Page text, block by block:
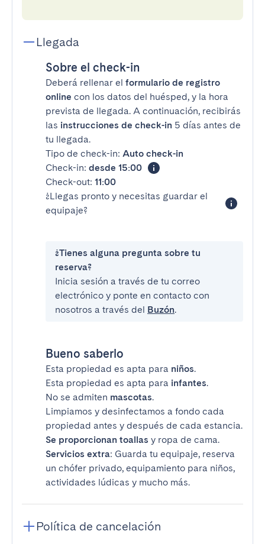
Llegada
Sobre el check-in
Deberá rellenar el formulario de registro
online con los datos del huésped, y la hora
prevista de llegada. A continuación, recibirás
las instrucciones de check-in 5 días antes de
tu llegada.
Tipo de check-in: Auto check-in
Check-in: desde 15:00
Check-out: 11:00
¿Llegas pronto y necesitas guardar el
equipaje?
¿Tienes alguna pregunta sobre tu
reserva?
Inicia sesión a través de tu correo
electrónico y ponte en contacto con
nosotros a través del Buzón.
Bueno saberlo
Esta propiedad es apta para niños.
Esta propiedad es apta para infantes.
No se admiten mascotas.
Limpiamos y desinfectamos a fondo cada
propiedad antes y después de cada estancia.
Se proporcionan toallas y ropa de cama.
Servicios extra: Guarda tu equipaje, reserva
un chófer privado, equipamiento para niños,
actividades lúdicas y mucho más.
Política de cancelación